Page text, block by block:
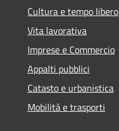
Cultura e tempo libero
Vita lavorativa
Imprese e Commercio
Appalti pubblici
Catasto e urbanistica
Mobilità e trasporti